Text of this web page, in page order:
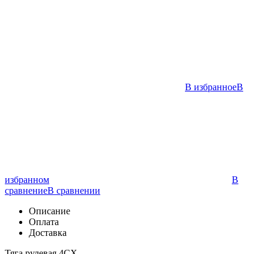
В избранноеВ
избранном
В
сравнениеВ сравнении
Описание
Оплата
Доставка